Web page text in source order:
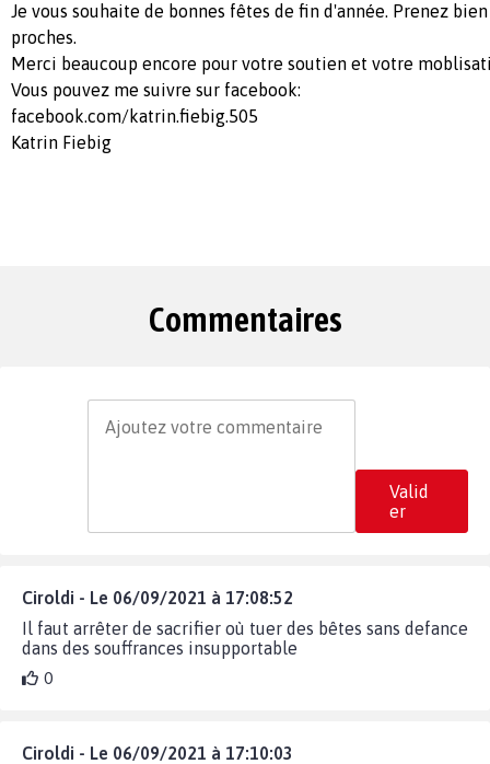
Je vous souhaite de bonnes fêtes de fin d'année. Prenez
proches.
Merci beaucoup encore pour votre soutien et votre
Vous pouvez me suivre sur facebook:
facebook.com/katrin.fiebig.505
Katrin Fiebig
Commentaires
Valid
er
Ciroldi - Le 06/09/2021 à 17:08:52
Il faut arrêter de sacrifier où tuer des bêtes sans defance
dans des souffrances insupportable
0
Ciroldi - Le 06/09/2021 à 17:10:03